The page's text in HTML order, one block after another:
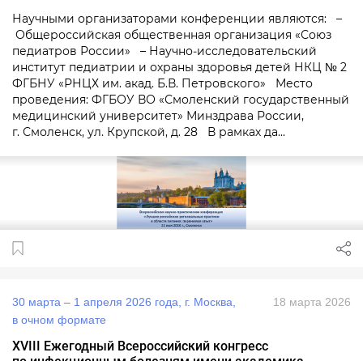
Научными организаторами конференции являются: –
Общероссийская общественная организация «Союз
педиатров России» – Научно‑исследовательский
институт педиатрии и охраны здоровья детей НКЦ № 2
ФГБНУ «РНЦХ им. акад. Б.В. Петровского» Место
проведения: ФГБОУ ВО «Смоленский государственный
медицинский университет» Минздрава России,
г. Смоленск, ул. Крупской, д. 28 В рамках да...
30 марта – 1 апреля 2026 года, г. Москва,
в очном формате
18 марта 2026
XVIII Ежегодный Всероссийский конгресс